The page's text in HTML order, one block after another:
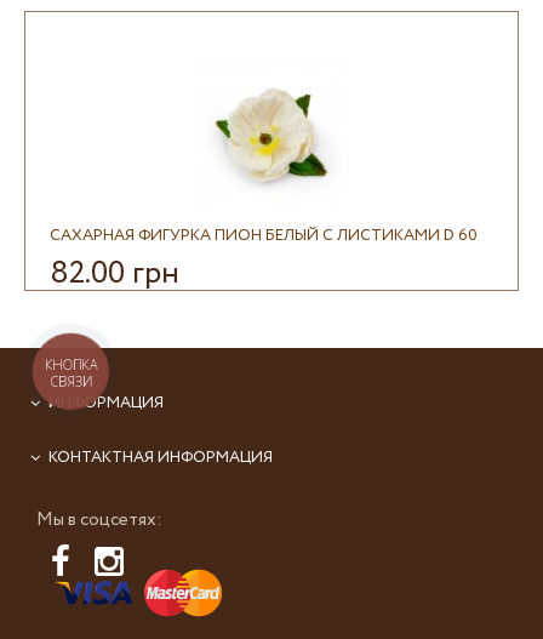
САХАРНАЯ ФИГУРКА ПИОН БЕЛЫЙ С ЛИСТИКАМИ D 60
82.00 грн
ИНФОРМАЦИЯ
Мы в соцсетях:
КОНТАКТНАЯ ИНФОРМАЦИЯ
КНОПКА
СВЯЗИ